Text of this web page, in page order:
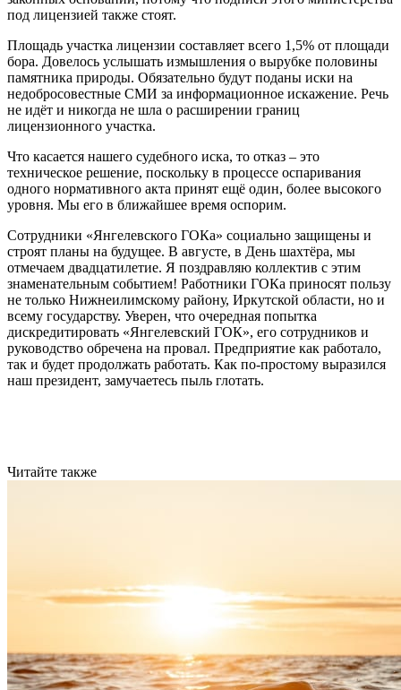
под лицензией также стоят.
Площадь участка лицензии составляет всего 1,5% от площади
бора. Довелось услышать измышления о вырубке половины
памятника природы. Обязательно будут поданы иски на
недобросовестные СМИ за информационное искажение. Речь
не идёт и никогда не шла о расширении границ
лицензионного участка.
Что касается нашего судебного иска, то отказ – это
техническое решение, поскольку в процессе оспаривания
одного нормативного акта принят ещё один, более высокого
уровня. Мы его в ближайшее время оспорим.
Сотрудники «Янгелевского ГОКа» социально защищены и
строят планы на будущее. В августе, в День шахтёра, мы
отмечаем двадцатилетие. Я поздравляю коллектив с этим
знаменательным событием! Работники ГОКа приносят пользу
не только Нижнеилимскому району, Иркутской области, но и
всему государству. Уверен, что очередная попытка
дискредитировать «Янгелевский ГОК», его сотрудников и
руководство обречена на провал. Предприятие как работало,
так и будет продолжать работать. Как по-простому выразился
наш президент, замучаетесь пыль глотать.
Читайте также